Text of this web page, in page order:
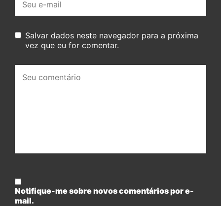
mail:
Salvar dados neste navegador para a próxima
vez que eu for comentar.
comentário:
Notifique-me sobre novos comentários por e-
mail.